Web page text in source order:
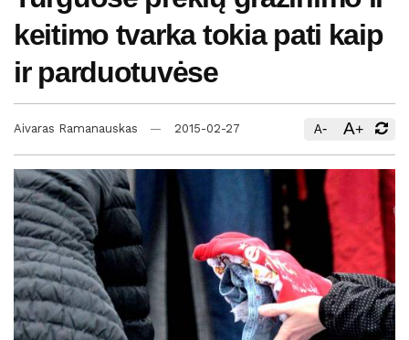
keitimo tvarka tokia pati kaip
ir parduotuvėse
Aivaras Ramanauskas 2015-02-27 A- A+